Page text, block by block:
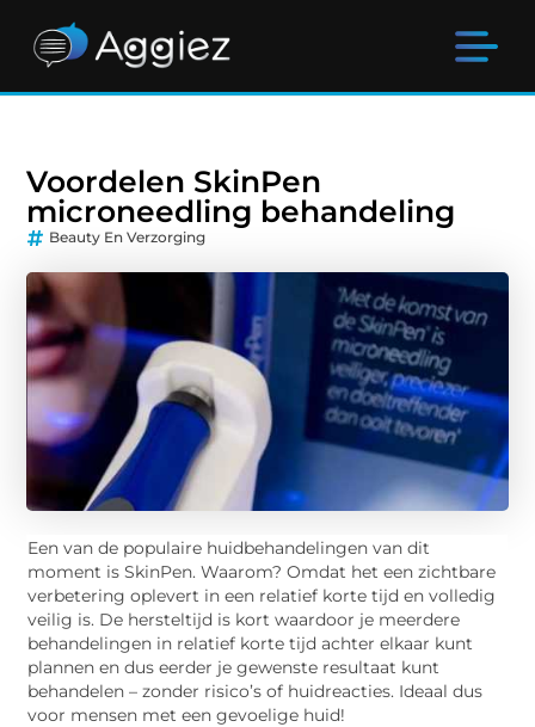
Voordelen SkinPen
microneedling behandeling
Beauty En Verzorging
Een van de populaire huidbehandelingen van dit
moment is SkinPen. Waarom? Omdat het een zichtbare
verbetering oplevert in een relatief korte tijd en volledig
veilig is. De hersteltijd is kort waardoor je meerdere
behandelingen in relatief korte tijd achter elkaar kunt
plannen en dus eerder je gewenste resultaat kunt
behandelen – zonder risico’s of huidreacties. Ideaal dus
voor mensen met een gevoelige huid!